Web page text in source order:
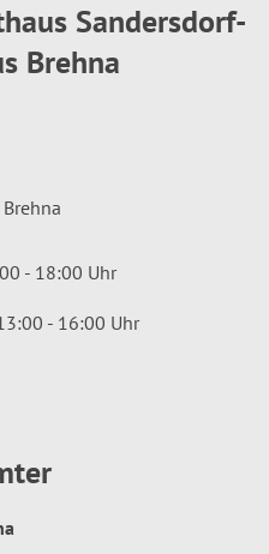
Sandersdorf-
Brehna
- 18:00 Uhr
- 16:00 Uhr